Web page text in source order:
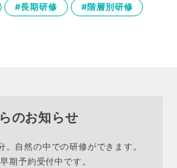
#長期研修 #階層別研修
のお知らせ
自然の中での研修ができます。
期予約受付中です。